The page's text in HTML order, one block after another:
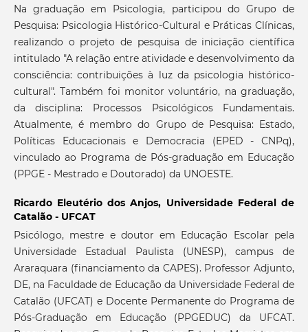
Na graduação em Psicologia, participou do Grupo de
Pesquisa: Psicologia Histórico-Cultural e Práticas Clínicas,
realizando o projeto de pesquisa de iniciação científica
intitulado "A relação entre atividade e desenvolvimento da
consciência: contribuições à luz da psicologia histórico-
cultural". Também foi monitor voluntário, na graduação,
da disciplina: Processos Psicológicos Fundamentais.
Atualmente, é membro do Grupo de Pesquisa: Estado,
Políticas Educacionais e Democracia (EPED - CNPq),
vinculado ao Programa de Pós-graduação em Educação
(PPGE - Mestrado e Doutorado) da UNOESTE.
Ricardo Eleutério dos Anjos, Universidade Federal de
Catalão - UFCAT
Psicólogo, mestre e doutor em Educação Escolar pela
Universidade Estadual Paulista (UNESP), campus de
Araraquara (financiamento da CAPES). Professor Adjunto,
DE, na Faculdade de Educação da Universidade Federal de
Catalão (UFCAT) e Docente Permanente do Programa de
Pós-Graduação em Educação (PPGEDUC) da UFCAT.